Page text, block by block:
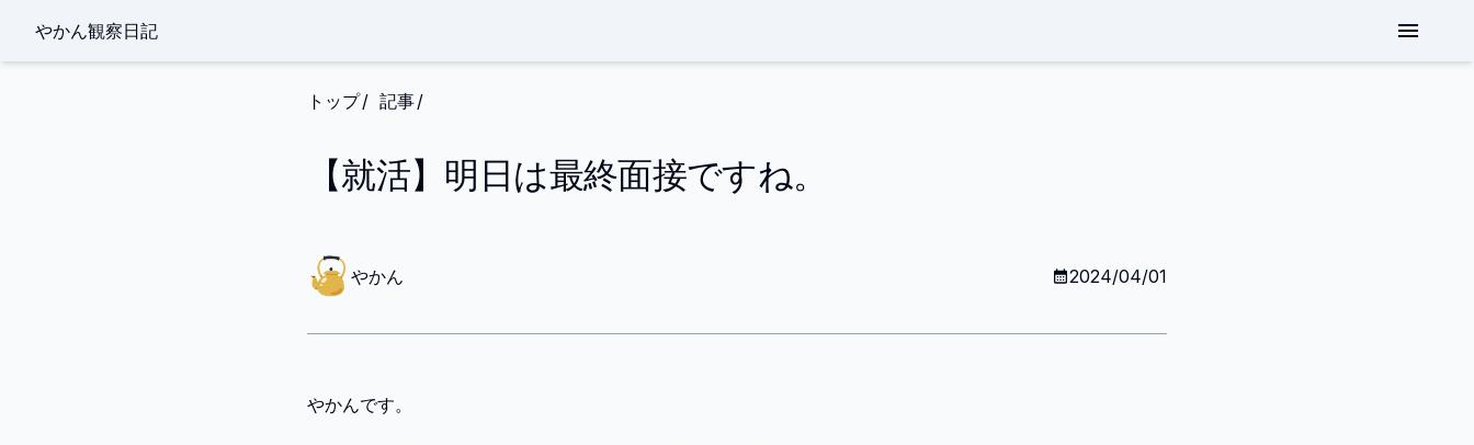
やかん観察日記
トップ 記事
【就活】明日は最終面接ですね。
か
やかん 2024/04/01
やかんです。